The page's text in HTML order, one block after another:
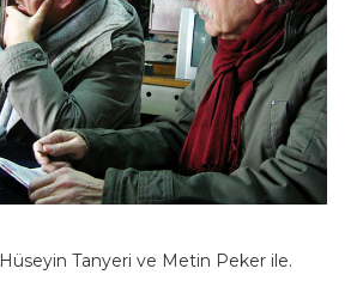
Hüseyin Tanyeri ve Metin Peker ile.